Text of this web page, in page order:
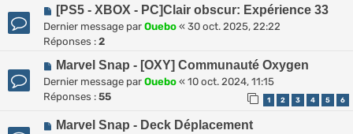
[PS5 - XBOX - PC]Clair obscur: Expérience 33
Dernier message par Ouebo « 30 oct. 2025, 22:22
Réponses : 2
Marvel Snap - [OXY] Communauté Oxygen
Dernier message par Ouebo « 10 oct. 2024, 11:15
Réponses : 55 1 2 3 4 5 6
Marvel Snap - Deck Déplacement